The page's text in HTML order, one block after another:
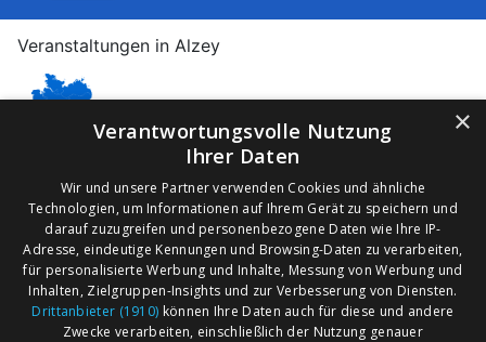
Veranstaltungen in Alzey
Veranstaltungen in Alzey
Leider wurden zu Ihrer Suchanfrage keine
Veranstaltungen gefunden!
Suchen Sie alternativ nach Angeboten in anderen
Regionen oder Orten.
×
Verantwortungsvolle Nutzung
Ihrer Daten
Wir und unsere Partner verwenden Cookies und ähnliche
Technologien, um Informationen auf Ihrem Gerät zu speichern und
darauf zuzugreifen und personenbezogene Daten wie Ihre IP-
Adresse, eindeutige Kennungen und Browsing-Daten zu verarbeiten,
für personalisierte Werbung und Inhalte, Messung von Werbung und
Inhalten, Zielgruppen-Insights und zur Verbesserung von Diensten.
Drittanbieter (1910) können Ihre Daten auch für diese und andere
Zwecke verarbeiten, einschließlich der Nutzung genauer